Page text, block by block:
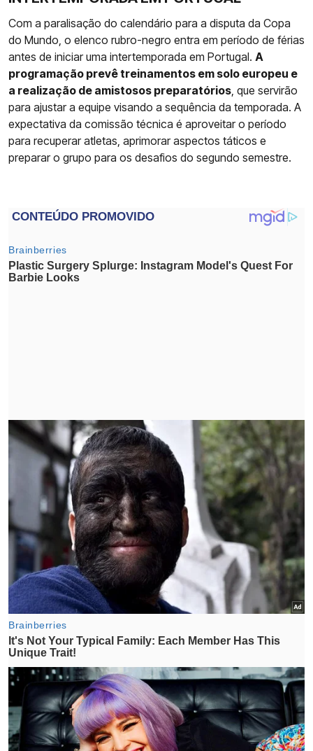
Com a paralisação do calendário para a disputa da Copa
do Mundo, o elenco rubro-negro entra em período de férias
antes de iniciar uma intertemporada em Portugal. A
programação prevê treinamentos em solo europeu e
a realização de amistosos preparatórios , que servirão
para ajustar a equipe visando a sequência da temporada. A
expectativa da comissão técnica é aproveitar o período
para recuperar atletas, aprimorar aspectos táticos e
preparar o grupo para os desafios do segundo semestre.